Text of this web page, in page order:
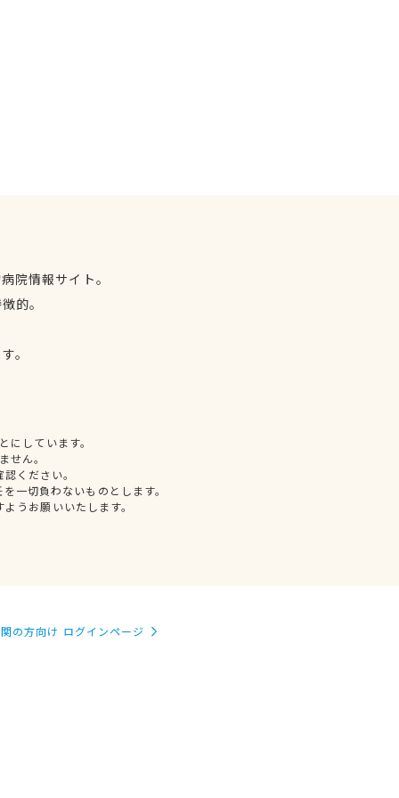
院情報サイト。
的。
。
しています。
せん。
ください。
一切負わないものとします。
うお願いいたします。
の方向け ログインページ